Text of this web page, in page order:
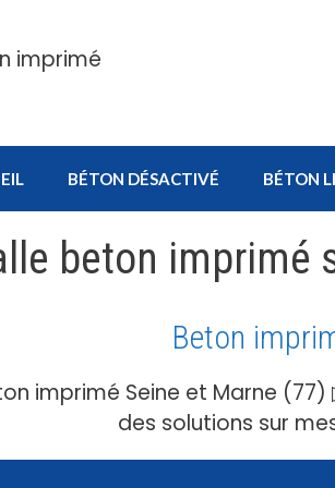
BÉTON DÉSACTIVÉ BÉTON
beton imprimé
Beton
imprimé Seine et Marne
des solutions sur